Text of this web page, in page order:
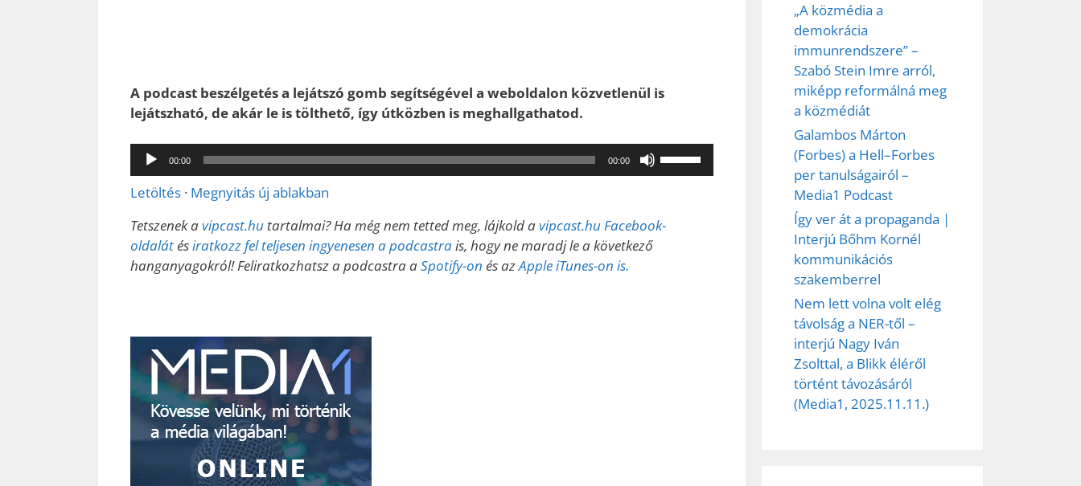
A podcast beszélgetés a lejátszó gomb segítségével a weboldalon közvetlenül is
lejátszható, de akár le is tölthető, így útközben is meghallgathatod.
Audió
lejátszó
00:00 00:00
A
hangerő
csökkentéséhez
Letöltés · Megnyitás új ablakban
Tetszenek avipcast.hu tartalmai? Ha még nem tetted meg, lájkold avipcast.hu Facebook-
oldalátésiratkozz fel teljesen ingyenesen a podcastrais, hogy ne maradj le a következő
hanganyagokról! Feliratkozhatsz a podcastra aSpotify-on és azApple iTunes-on is.
„A közmédia a
demokrácia
immunrendszere” –
Szabó Stein Imre arról,
miképp reformálná meg
a közmédiát
Galambos Márton
(Forbes) a Hell–Forbes
per tanulságairól –
Media1 Podcast
Így ver át a propaganda |
Interjú Bőhm Kornél
kommunikációs
szakemberrel
Nem lett volna volt elég
távolság a NER-től –
interjú Nagy Iván
Zsolttal, a Blikk éléről
történt távozásáról
(Media1, 2025.11.11.)